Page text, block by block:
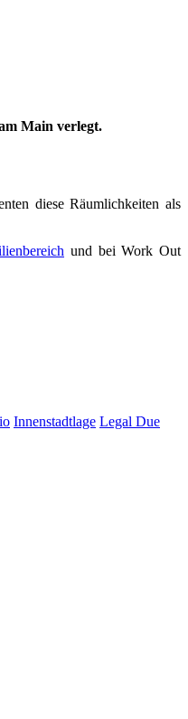
Main verlegt.
diese Räumlichkeiten als
und bei Work Out
Innenstadtlage Legal Due